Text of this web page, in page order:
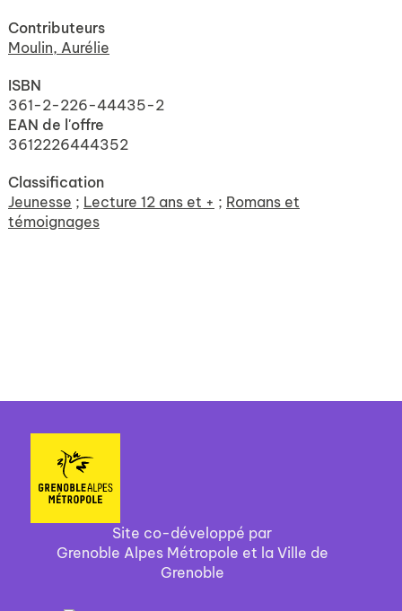
Contributeurs
Moulin, Aurélie
ISBN
361-2-226-44435-2
EAN de l'offre
3612226444352
Classification
Jeunesse ; Lecture 12 ans et + ; Romans et
témoignages
Site co-développé par
Grenoble Alpes Métropole et la Ville de
Grenoble